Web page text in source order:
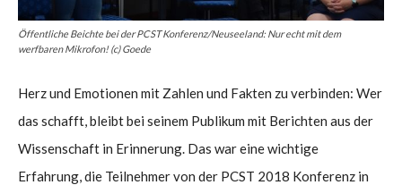
Öffentliche Beichte bei der PCST Konferenz/Neuseeland: Nur echt mit dem
werfbaren Mikrofon! (c) Goede
Herz und Emotionen mit Zahlen und Fakten zu verbinden: Wer
das schafft, bleibt bei seinem Publikum mit Berichten aus der
Wissenschaft in Erinnerung. Das war eine wichtige
Erfahrung, die Teilnehmer von der PCST 2018 Konferenz in